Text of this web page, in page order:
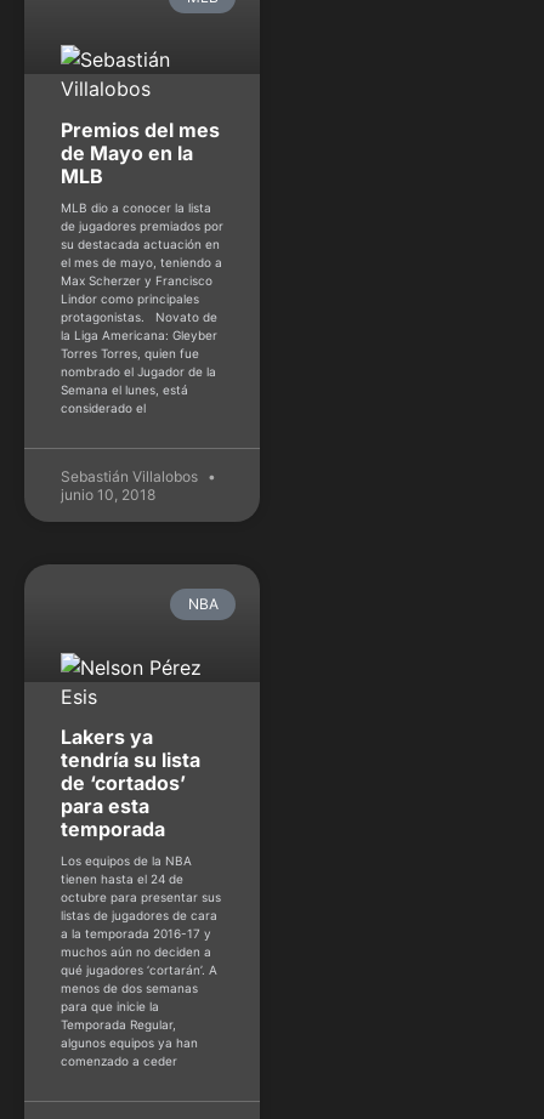
Premios del mes
de Mayo en la
MLB
MLB dio a conocer la lista
de jugadores premiados por
su destacada actuación en
el mes de mayo, teniendo a
Max Scherzer y Francisco
Lindor como principales
protagonistas. Novato de
la Liga Americana: Gleyber
Torres Torres, quien fue
nombrado el Jugador de la
Semana el lunes, está
considerado el
Sebastián Villalobos
junio 10, 2018
NBA
Lakers ya
tendría su lista
de ‘cortados’
para esta
temporada
Los equipos de la NBA
tienen hasta el 24 de
octubre para presentar sus
listas de jugadores de cara
a la temporada 2016-17 y
muchos aún no deciden a
qué jugadores ‘cortarán’. A
menos de dos semanas
para que inicie la
Temporada Regular,
algunos equipos ya han
comenzado a ceder